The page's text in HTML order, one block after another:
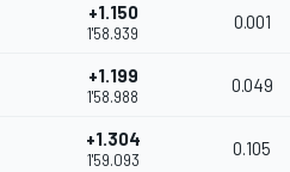
+1.150
1'58.939
0.001
+1.199
1'58.988
0.049
+1.304
1'59.093
0.105